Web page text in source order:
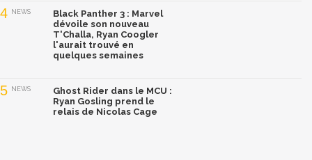
4 NEWS
Black Panther 3 : Marvel
dévoile son nouveau
T'Challa, Ryan Coogler
l'aurait trouvé en
quelques semaines
5 NEWS
Ghost Rider dans le MCU :
Ryan Gosling prend le
relais de Nicolas Cage